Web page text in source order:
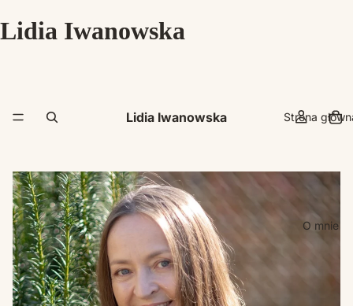
Lidia Iwanowska
Lidia Iwanowska Strona
O mnie